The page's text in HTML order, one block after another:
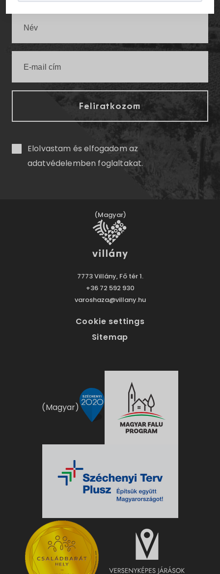
Elolvastam és elfogadom az
adatvédelemben foglaltakat.
(Magyar)
7773 Villány, Fő tér 1.
+36 72 592 930
varoshaza@villany.hu
Cookie settings
Sitemap
(Magyar)